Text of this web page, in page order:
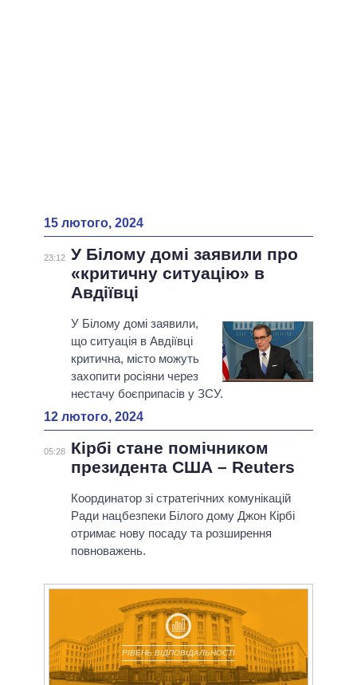
15 лютого, 2024
23:12 У Білому домі заявили про
«критичну ситуацію» в
Авдіївці
У Білому домі заявили,
що ситуація в Авдіївці
критична, місто можуть
захопити росіяни через
нестачу боєприпасів у ЗСУ.
12 лютого, 2024
05:28
Кірбі стане помічником
президента США – Reuters
Координатор зі стратегічних комунікацій
Ради нацбезпеки Білого дому Джон Кірбі
отримає нову посаду та розширення
повноважень.
РІВЕНЬ ВІДПОВІДАЛЬНОСТІ